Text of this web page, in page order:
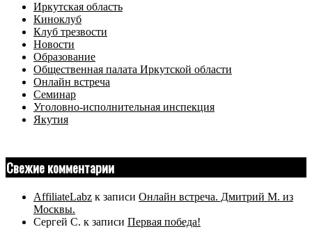
Иркутская область
Киноклуб
Клуб трезвости
Новости
Образование
Общественная палата Иркутской области
Онлайн встреча
Семинар
Уголовно-исполнительная инспекция
Якутия
Свежие комментарии
AffiliateLabz к записи Онлайн встреча. Дмитрий М. из
Москвы.
Сергей С. к записи Первая победа!